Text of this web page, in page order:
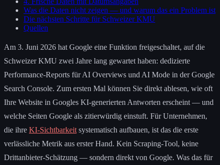
Was die Daten nicht zeigen — und warum das ein Problem ist
Die nächsten Schritte für Schweizer KMU
Quellen
Am 3. Juni 2026 hat Google eine Funktion freigeschaltet, auf die
Schweizer KMU zwei Jahre lang gewartet haben: dedizierte
Performance-Reports für AI Overviews und AI Mode in der Google
Search Console. Zum ersten Mal können Sie direkt ablesen, wie oft
Ihre Website in Googles KI-generierten Antworten erscheint — und
welche Seiten Google als zitierwürdig einstuft. Für Unternehmen,
die ihre KI-Sichtbarkeit systematisch aufbauen, ist das die erste
verlässliche Metrik aus erster Hand. Kein Scraping-Tool, keine
Drittanbieter-Schätzung — sondern direkt von Google. Was das für